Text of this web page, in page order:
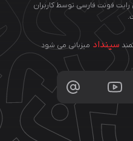
رایت فونت فارسی توسط کاربران
سینداد میزبانی می شود